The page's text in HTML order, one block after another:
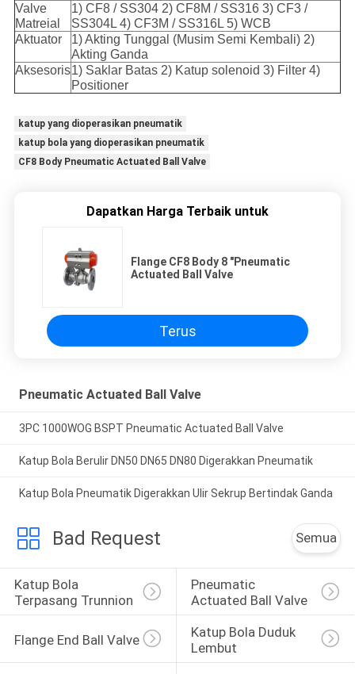
Valve
Matreial
1) CF8 / SS304 2) CF8M / SS316 3) CF3 /
SS304L 4) CF3M / SS316L 5) WCB
Aktuator
1) Akting Tunggal (Musim Semi Kembali) 2)
Akting Ganda
Aksesoris1) Saklar Batas 2) Katup solenoid 3) Filter 4)
Positioner
katup yang dioperasikan pneumatik
katup bola yang dioperasikan pneumatik
CF8 Body Pneumatic Actuated Ball Valve
Dapatkan Harga Terbaik untuk
Flange CF8 Body 8 "Pneumatic
Actuated Ball Valve
Terus
Pneumatic Actuated Ball Valve
3PC 1000WOG BSPT Pneumatic Actuated Ball Valve
Katup Bola Berulir DN50 DN65 DN80 Digerakkan Pneumatik
Katup Bola Pneumatik Digerakkan Ulir Sekrup Bertindak Ganda
Bad Request Semua
Katup Bola
Terpasang Trunnion
Pneumatic
Actuated Ball Valve
Flange End Ball Valve
Katup Bola Duduk
Lembut